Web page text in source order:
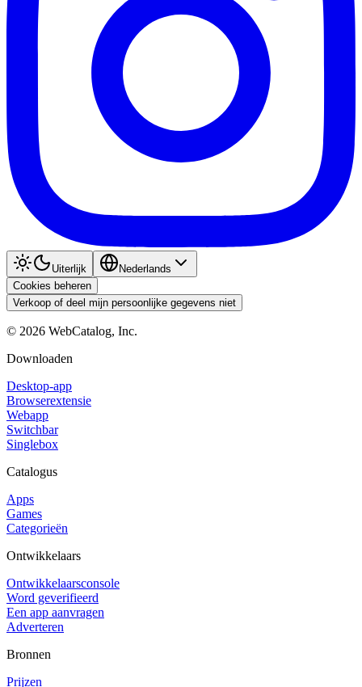
Uiterlijk
Nederlands
Cookies beheren
Verkoop of deel mijn persoonlijke gegevens niet
© 2026 WebCatalog, Inc.
Downloaden
Desktop-app
Browserextensie
Webapp
Switchbar
Singlebox
Catalogus
Apps
Games
Categorieën
Ontwikkelaars
Ontwikkelaarsconsole
Word geverifieerd
Een app aanvragen
Adverteren
Bronnen
Prijzen